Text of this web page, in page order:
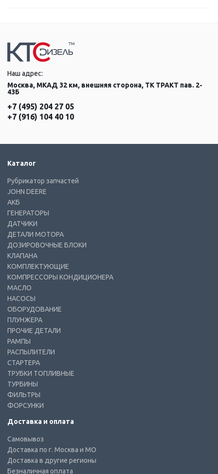
Наш адрес:
Москва, МКАД 32 км, внешняя сторона, ТК ТРАКТ пав. 2-
43Б
+7 (495) 204 27 05
+7 (916) 104 40 10
Каталог
Рубрикатор запчастей
JOHN DEERE
АКБ
ГЕНЕРАТОРЫ
ДАТЧИКИ
ДЕТАЛИ МОТОРА
ДОЗИРОВОЧНЫЕ БЛОКИ
КЛАПАНА
КОМПЛЕКТУЮЩИЕ
КОМПРЕССОРЫ КОНДИЦИОНЕРА
МАСЛО
НАСОСЫ
ОБОРУДОВАНИЕ
ПЛУНЖЕРА
ПРОЧИЕ ДЕТАЛИ
РАМПЫ
РАСПЫЛИТЕЛИ
СТАРТЕРА
ТРУБКИ ТОПЛИВНЫЕ
ТУРБИНЫ
ФИЛЬТРЫ
ФОРСУНКИ
Доставка и оплата
Самовывоз
Доставка по г. Москва и МО
Доставка в другие регионы
Безналичная оплата